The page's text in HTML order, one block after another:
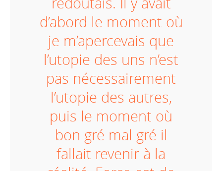
d’abord le moment où
je m’apercevais que
l’utopie des uns n’est
pas nécessairement
l’utopie des autres,
puis le moment où
bon gré mal gré il
fallait revenir à la